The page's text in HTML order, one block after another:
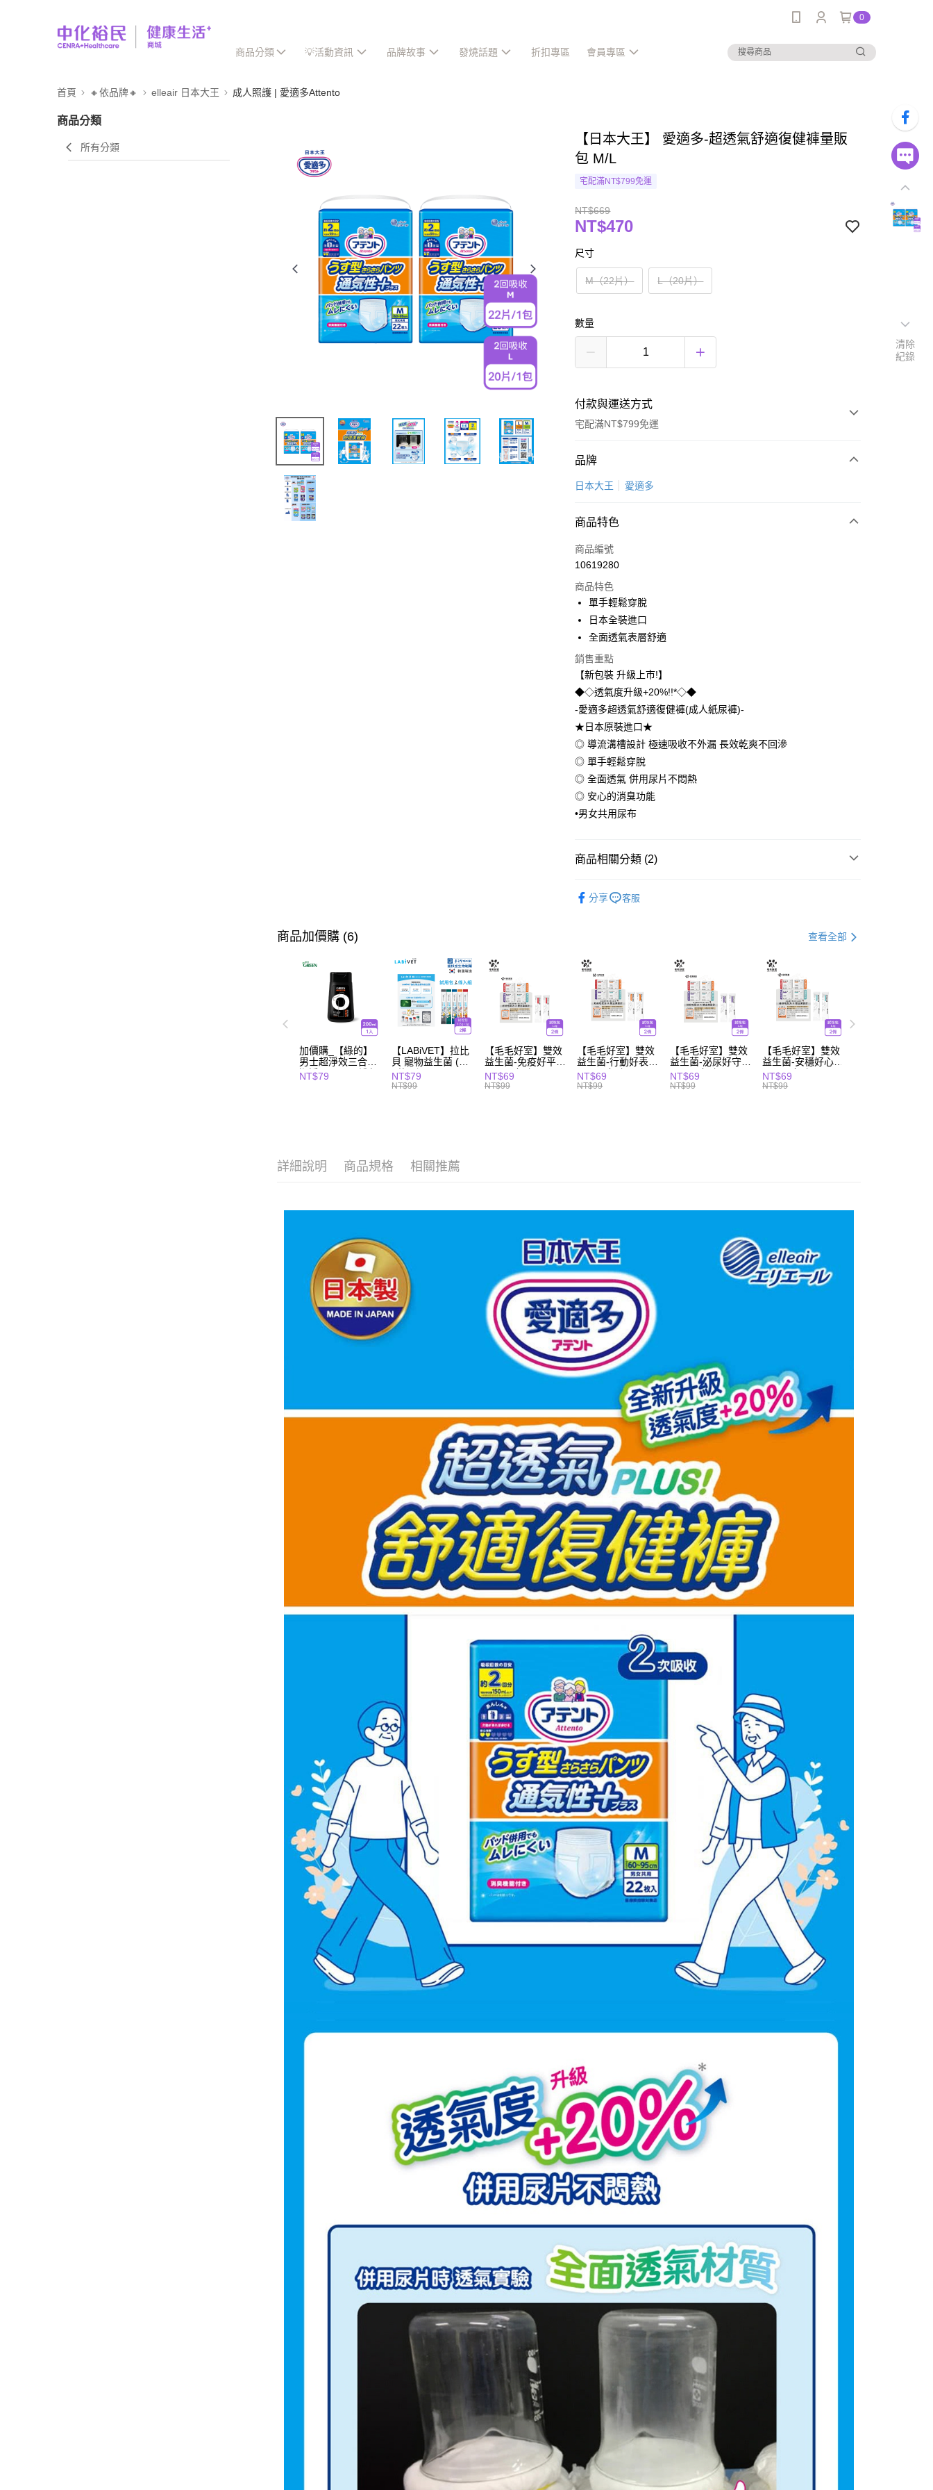
0
商品分類 💡活動資訊 品牌故事 發燒話題 折扣專區 會員專區
首頁 🔸依品牌🔸 elleair 日本大王 成人照護 | 愛適多Attento
商品分類
所有分類
【日本大王】 愛適多-超透氣舒適復健褲量販
包 M/L
宅配滿NT$799免運
NT$669
NT$470
尺寸
M（22片） L（20片）
數量
付款與運送方式
宅配滿NT$799免運
付款方式
信用卡一次付款
街口支付
悠遊付
全盈+PAY
Hami Point
相關說明
「Hami Point」為中華電信所提供之點數服務，可於會員專區綁定中華電
信會員帳號後，即可在購物車使用 Hami Point 折抵消費金額 (1點等於1
元)。
ATM付款
運送方式
宅配
每筆NT$100，滿NT$799(含以上)免運費
品牌
日本大王 愛適多
商品特色
商品編號
10619280
商品特色
單手輕鬆穿脫
日本全裝進口
全面透氣表層舒適
銷售重點
【新包裝 升級上市!】
◆◇透氣度升級+20%!!*◇◆
-愛適多超透氣舒適復健褲(成人紙尿褲)-
★日本原裝進口★
◎ 導流溝槽設計 極速吸收不外漏 長效乾爽不回滲
◎ 單手輕鬆穿脫
◎ 全面透氣 併用尿片不悶熱
◎ 安心的消臭功能
•男女共用尿布
商品相關分類 (2)
分享 客服
商品加價購 (6) 查看全部
加價購_【綠的】
男士超淨效三合一
潔淨露200ml(濃郁
麝香)
NT$79
【LABiVET】拉比
貝 寵物益生菌 (共
5款可選) 1.5gx2
包/盒、2gx2包/盒
NT$79
NT$99
【毛毛好室】雙效
益生菌-免疫好平衡
1.5gx2包/組
NT$69
NT$99
【毛毛好室】雙效
益生菌-行動好表現
1.5gx2包/組
NT$69
NT$99
【毛毛好室】雙效
益生菌-泌尿好守護
1.5gx2包/組
NT$69
NT$99
【毛毛好室】雙效
益生菌-安穩好心情
1.5gx2包/組
NT$69
NT$99
詳細說明 商品規格 相關推薦
清除
紀錄